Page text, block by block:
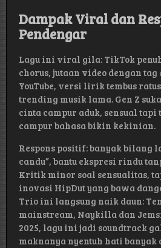
Dampak Viral dan
Pendengar
Lagu ini viral gila: TikTok
chorus, jutaan video dengan
YouTube, versi lirik tembus
trending musik lama. Gen Z
cinta campur aduk, sensual
campur bahasa bikin kekinian.
Respons positif: banyak bilang
candu”, bantu ekspresi rindu
Kritik minor soal sensualitas,
inovasi HipDut yang bawa
Trio ini langsung naik daun:
mainstream, Naykilla dan
2025, lagu ini jadi soundtrack
maknanya nyentuh hati banyak